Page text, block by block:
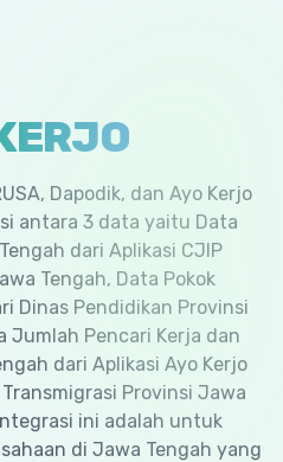
Dapodik, dan Ayo Kerjo
antara 3 data yaitu Data
dari Aplikasi CJIP
Tengah, Data Pokok
Dinas Pendidikan Provinsi
Jumlah Pencari Kerja dan
dari Aplikasi Ayo Kerjo
Provinsi Jawa
ini adalah untuk
di Jawa Tengah yang